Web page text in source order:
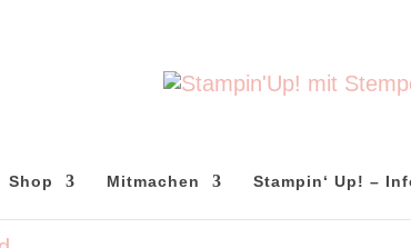
Shop Mitmachen Stampin‘ Up! –